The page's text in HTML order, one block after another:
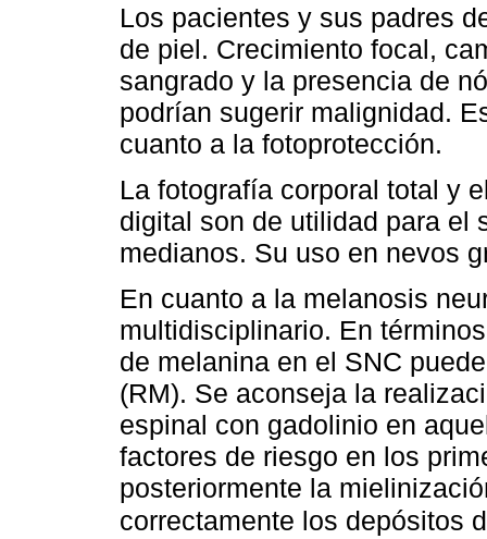
Los pacientes y sus padres
de piel. Crecimiento focal,
sangrado y la presencia de
podrían sugerir malignidad.
cuanto a la fotoprotección.
La fotografía corporal total y
digital son de utilidad para el
medianos. Su uso en nevos
En cuanto a la melanosis
multidisciplinario. En
de melanina en el SNC
(RM). Se aconseja la
espinal con gadolinio en
factores de riesgo en los
posteriormente la
correctamente los depósitos